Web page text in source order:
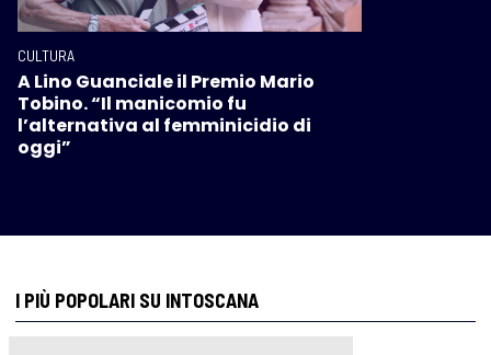
CULTURA
A Lino Guanciale il Premio Mario
Tobino. “Il manicomio fu
l’alternativa al femminicidio di
oggi”
I PIÙ POPOLARI SU INTOSCANA